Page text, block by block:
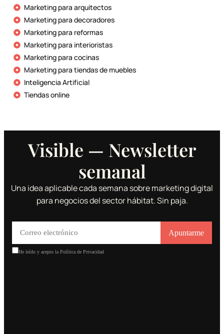
Marketing para arquitectos
Marketing para decoradores
Marketing para reformas
Marketing para interioristas
Marketing para cocinas
Marketing para tiendas de muebles
Inteligencia Artificial
Tiendas online
Visible — Newsletter
semanal
Una idea aplicable cada semana sobre marketing digital
para negocios del sector hábitat. Sin paja.